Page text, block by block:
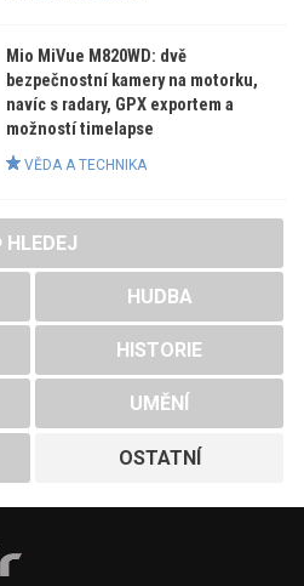
Mio MiVue M820WD: dvě
bezpečnostní kamery na motorku,
navíc s radary, GPX exportem a
možností timelapse
VĚDA A TECHNIKA
HLEDEJ
HUDBA
HISTORIE
UMĚNÍ
OSTATNÍ